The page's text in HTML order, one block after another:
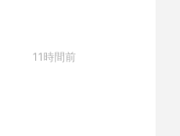
11時間前